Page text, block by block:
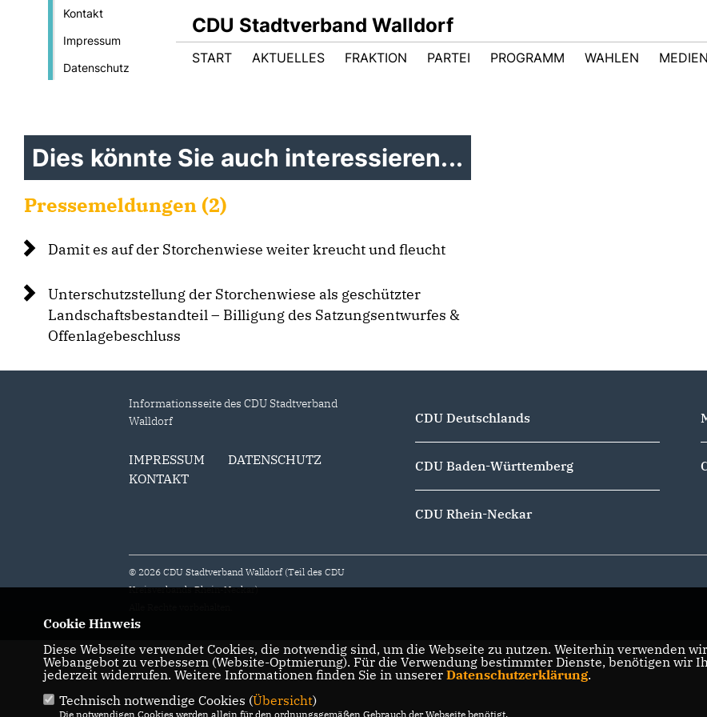
Kontakt
Impressum
Datenschutz
CDU Stadtverband Walldorf
START AKTUELLES FRAKTION PARTEI PROGRAMM WAHLEN MEDIEN
Dies könnte Sie auch interessieren...
Pressemeldungen (2)
Damit es auf der Storchenwiese weiter kreucht und fleucht
Unterschutzstellung der Storchenwiese als geschützter
Landschaftsbestandteil – Billigung des Satzungsentwurfes &
Offenlagebeschluss
Informationsseite des CDU Stadtverband
Walldorf
IMPRESSUM
DATENSCHUTZ
KONTAKT
CDU Deutschlands
CDU Baden-Württemberg
CDU Rhein-Neckar
© 2026 CDU Stadtverband Walldorf (Teil des CDU
Kreisverbands Rhein-Neckar)
Cookie Hinweis
Diese Webseite verwendet Cookies, die notwendig sind, um die Webseite zu nutzen. Weiterhin verwenden
Webangebot zu verbessern (Website-Optmierung). Für die Verwendung bestimmter Dienste, benötigen wir
jederzeit widerrufen. Weitere Informationen finden Sie in unserer Datenschutzerklärung.
Technisch notwendige Cookies (Übersicht)
Die notwendigen Cookies werden allein für den ordnungsgemäßen Gebrauch der Webseite benötigt.